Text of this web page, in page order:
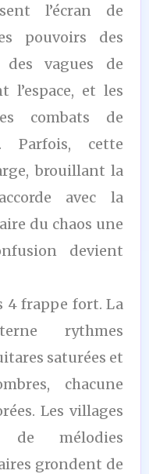
l’écran de
pouvoirs des
des vagues de
l’espace, et les
combats de
Parfois, cette
brouillant la
avec la
du chaos une
devient
4 frappe fort. La
rythmes
saturées et
chacune
Les villages
de mélodies
grondent de